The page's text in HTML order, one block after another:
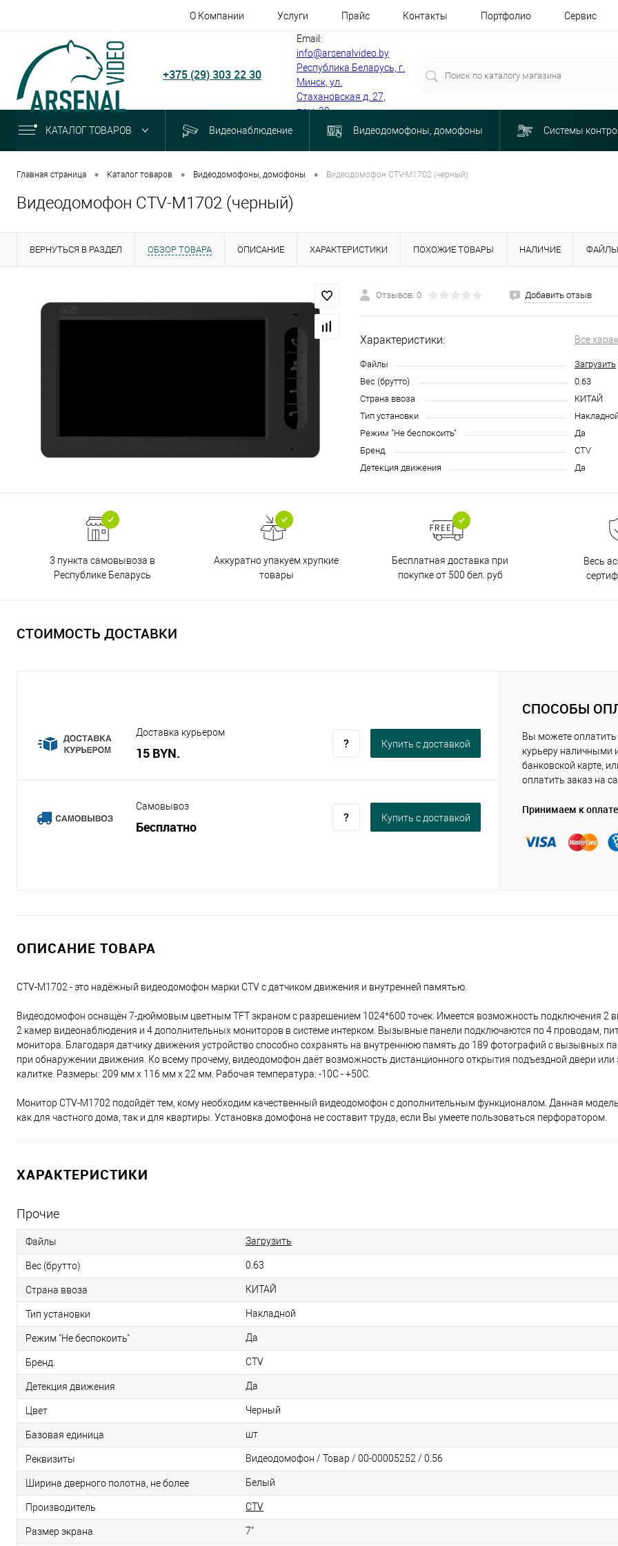
О Компании Услуги Прайс Контакты Портфолио Сервис
+375 (29) 303 22 30
Email:
info@arsenalvideo.by
Республика Беларусь, г.
Минск, ул.
Стахановская д. 27,
пом. 30
КАТАЛОГ ТОВАРОВ Видеонаблюдение Видеодомофоны, домофоны Системы
Главная страница • Каталог товаров • Видеодомофоны, домофоны • Видеодомофон CTV-M1702 (черный)
Видеодомофон CTV-M1702 (черный)
ВЕРНУТЬСЯ В РАЗДЕЛ ОБЗОР ТОВАРА ОПИСАНИЕ ХАРАКТЕРИСТИКИ ПОХОЖИЕ ТОВАРЫ НАЛИЧИЕ ФАЙЛЫ
Отзывов: 0 Добавить отзыв
Характеристики: Все
Файлы
Загрузить
Вес (брутто)
0.63
Страна ввоза
КИТАЙ
Тип установки
Режим "Не беспокоить"
Да
Бренд.
CTV
Детекция движения
Да
3 пункта самовывоза в
Республике Беларусь
Аккуратно упакуем хрупкие
товары
Бесплатная доставка при
покупке от 500 бел. руб
Весь
СТОИМОСТЬ ДОСТАВКИ
Доставка курьером
15 BYN.
Купить c доставкой
Самовывоз
Бесплатно
Купить c доставкой
СПОСОБЫ
Вы можете оплатить
курьеру наличными
банковской карте,
оплатить заказ на
Принимаем к оплате
ОПИСАНИЕ ТОВАРА
CTV-M1702 - это надёжный видеодомофон марки CTV с датчиком движения и внутренней памятью.
Видеодомофон оснащён 7-дюймовым цветным TFT экраном с разрешением 1024*600 точек. Имеется возможность подключения 2
2 камер видеонаблюдения и 4 дополнительных мониторов в системе интерком. Вызывные панели подключаются по 4 проводам,
монитора. Благодаря датчику движения устройство способно сохранять на внутреннюю память до 189 фотографий с вызывных
при обнаружении движения. Ко всему прочему, видеодомофон даёт возможность дистанционного открытия подъездной двери или
калитке. Размеры: 209 мм x 116 мм x 22 мм. Рабочая температура: -10C - +50C.
Монитор CTV-M1702 подойдёт тем, кому необходим качественный видеодомофон с дополнительным функционалом. Данная
как для частного дома, так и для квартиры. Установка домофона не составит труда, если Вы умеете пользоваться перфоратором.
ХАРАКТЕРИСТИКИ
Прочие
Файлы Загрузить
Вес (брутто) 0.63
Страна ввоза КИТАЙ
Тип установки Накладной
Режим "Не беспокоить" Да
Бренд. CTV
Детекция движения Да
Цвет Черный
Базовая единица шт
Реквизиты Видеодомофон / Товар / 00-00005252 / 0.56
Ширина дверного полотна, не более Белый
Производитель CTV
Размер экрана 7"